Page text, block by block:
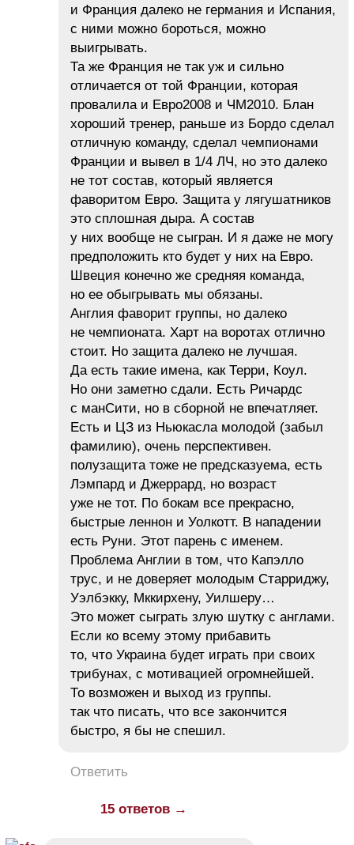
и Франция далеко не германия и Испания,
с ними можно бороться, можно
выигрывать.
Та же Франция не так уж и сильно
отличается от той Франции, которая
провалила и Евро2008 и ЧМ2010. Блан
хороший тренер, раньше из Бордо сделал
отличную команду, сделал чемпионами
Франции и вывел в 1/4 ЛЧ, но это далеко
не тот состав, который является
фаворитом Евро. Защита у лягушатников
это сплошная дыра. А состав
у них вообще не сыгран. И я даже не могу
предположить кто будет у них на Евро.
Швеция конечно же средняя команда,
но ее обыгрывать мы обязаны.
Англия фаворит группы, но далеко
не чемпионата. Харт на воротах отлично
стоит. Но защита далеко не лучшая.
Да есть такие имена, как Терри, Коул.
Но они заметно сдали. Есть Ричардс
с манСити, но в сборной не впечатляет.
Есть и ЦЗ из Ньюкасла молодой (забыл
фамилию), очень перспективен.
полузащита тоже не предсказуема, есть
Лэмпард и Джеррард, но возраст
уже не тот. По бокам все прекрасно,
быстрые леннон и Уолкотт. В нападении
есть Руни. Этот парень с именем.
Проблема Англии в том, что Капэлло
трус, и не доверяет молодым Старриджу,
Уэлбэкку, Мккирхену, Уилшеру…
Это может сыграть злую шутку с англами.
Если ко всему этому прибавить
то, что Украина будет играть при своих
трибунах, с мотивацией огромнейшей.
То возможен и выход из группы.
так что писать, что все закончится
быстро, я бы не спешил.
Ответить
15 ответов →